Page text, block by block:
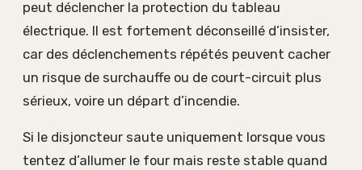
peut déclencher la protection du tableau
électrique. Il est fortement déconseillé d’insister,
car des déclenchements répétés peuvent cacher
un risque de surchauffe ou de court-circuit plus
sérieux, voire un départ d’incendie.
Si le disjoncteur saute uniquement lorsque vous
tentez d’allumer le four mais reste stable quand